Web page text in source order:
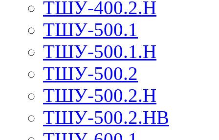
ТШУ-400.2.Н
ТШУ-500.1
ТШУ-500.1.Н
ТШУ-500.2
ТШУ-500.2.Н
ТШУ-500.2.НВ